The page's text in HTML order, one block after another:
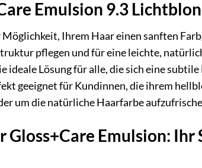
Emulsion 9.3
Möglichkeit, Ihrem Haar einen sanften
pflegen und für eine leichte,
ideale Lösung für alle, die sich eine
geeignet für Kundinnen, die ihrem
um die natürliche Haarfarbe
Gloss+Care Emulsion: